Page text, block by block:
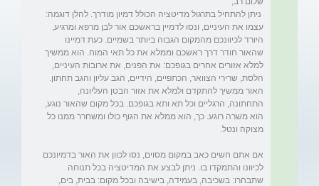
ניתן להתחיל בתרגול מדיטציה הכולל דמיון מודרך. להלן דוגמה:
עצמו את העיניים, ונסו לדמיין בראשכם אור לבן מרפא ומרגיע,
היורד לכיוונכם מהמקום הגבוה ביותר בשמיים. כעת דמיינו
שהאור חודר דרך ראשכם וממלא את כל תאי המוח. הוא ממשיך
למלא אזורים אחרים בגופכם: את הפנים, את ארובות העיניים,
הלסת, שרירי הצוואר, הכתפיים, הידיים, הגב עליון והגב תחתון.
האור ממשיך להתקדם ולמלא את אזור הבטן העליונה,
התחתונה, הרגליים וכל תא ותא בגופכם. בכל מקום שהאור נוגע,
הוא משרה רוגע. כך, הוא ממלא את הגוף כולו ומשחרר ממנו כל
אם אתם חשים כאב במקום מסוים, נסו לכוון את האור בדמיונכם
לכיוונו והתמקדו בו. ניתן לבצע את המדיטציה בכל תנוחה
שתבחרו: בשכיבה, בעמידה, בישיבה ובכל מקום: בבית, בים,